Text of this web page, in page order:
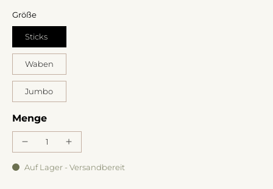
Größe
Sticks
Waben
Jumbo
Menge
Auf Lager - Versandbereit